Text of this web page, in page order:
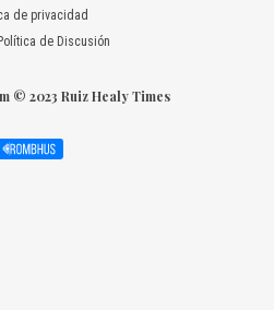
de privacidad
de Discusión
© 2023 Ruiz Healy Times